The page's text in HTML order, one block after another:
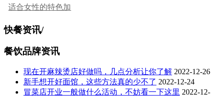
适合女性的特色加
快餐资讯/
餐饮品牌资讯
现在开麻辣烫店好做吗，几点分析让你了解 2022-12-26
新手想开好面馆，这些方法真的少不了 2022-12-24
冒菜店开业一般做什么活动，不妨看一下这里 2022-12-